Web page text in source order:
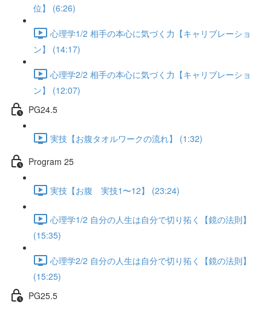
位】 (6:26)
心理学1/2 相手の本心に気づく力【キャリブレーショ
ン】 (14:17)
心理学2/2 相手の本心に気づく力【キャリブレーショ
ン】 (12:07)
PG24.5
実技【お腹タオルワークの流れ】 (1:32)
Program 25
実技【お腹 実技1〜12】 (23:24)
心理学1/2 自分の人生は自分で切り拓く【鏡の法則】
(15:35)
心理学2/2 自分の人生は自分で切り拓く【鏡の法則】
(15:25)
PG25.5